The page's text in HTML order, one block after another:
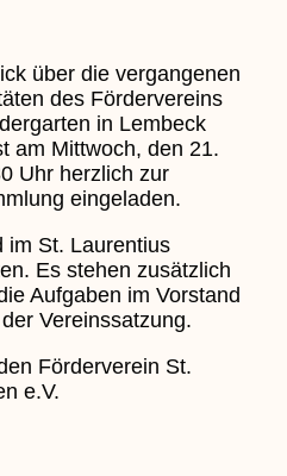
über die vergangenen
des Fördervereins
in Lembeck
am Mittwoch, den 21.
Uhr herzlich zur
eingeladen.
im St. Laurentius
Es stehen zusätzlich
Aufgaben im Vorstand
Vereinssatzung.
Förderverein St.
e.V.